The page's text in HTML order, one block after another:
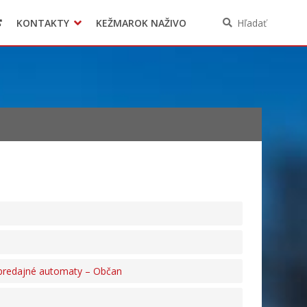
KONTAKTY KEŽMAROK NAŽIVO Hľadať
automaty – Občan